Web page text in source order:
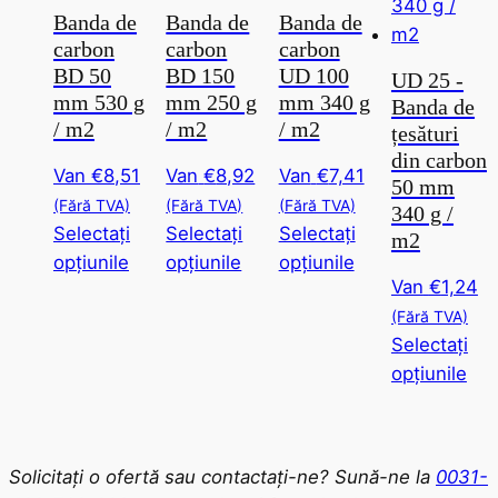
fi
selectată
pagina
produsului
poate
fi
pagina
produsului
Banda de
carbon
BD 50
mm 530 g
/ m2
Van €8,51
(Fără TVA)
Selectați
opțiunile Acest
opțiune
Banda de
carbon
BD 150
mm 250 g
/ m2
Van €8,92
(Fără TVA)
Selectați
opțiunile Acest
opțiune
poate
Banda de
carbon
UD 100
mm 340 g
/ m2
Van €7,41
(Fără TVA)
Selectați
opțiunileAcest
produs
multe
opțiune
poate
UD 25 -
Banda de
țesături
din carbon
50 mm
340 g /
m2
Van €1,24
(Fără TVA)
Selectați
opțiunile
Solicitați o ofertă sau contactați-ne? Sună-ne la 0031-